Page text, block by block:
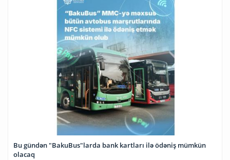
Bu gündən "BakuBus"larda bank kartları ilə ödəniş mümkün
olacaq